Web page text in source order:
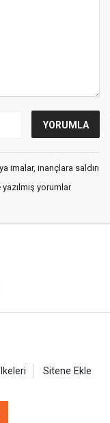
imalar, inançlara saldırı
yorumlar
Sitene Ekle